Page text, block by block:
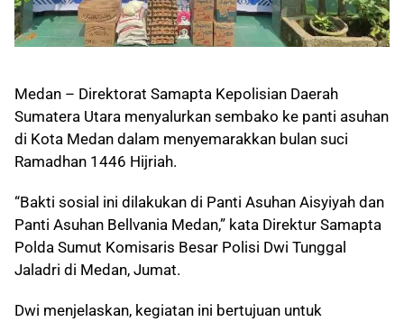
Medan – Direktorat Samapta Kepolisian Daerah
Sumatera Utara menyalurkan sembako ke panti asuhan
di Kota Medan dalam menyemarakkan bulan suci
Ramadhan 1446 Hijriah.
“Bakti sosial ini dilakukan di Panti Asuhan Aisyiyah dan
Panti Asuhan Bellvania Medan,” kata Direktur Samapta
Polda Sumut Komisaris Besar Polisi Dwi Tunggal
Jaladri di Medan, Jumat.
Dwi menjelaskan, kegiatan ini bertujuan untuk